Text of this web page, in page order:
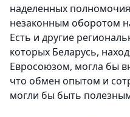
наделенных
незаконным оборотом
Есть и другие
которых Беларусь,
Евросоюзом, могла бы
что обмен опытом и
могли бы быть